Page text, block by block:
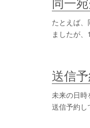
同一
たとえば
ましたが
送信
未来の日時
送信予約し